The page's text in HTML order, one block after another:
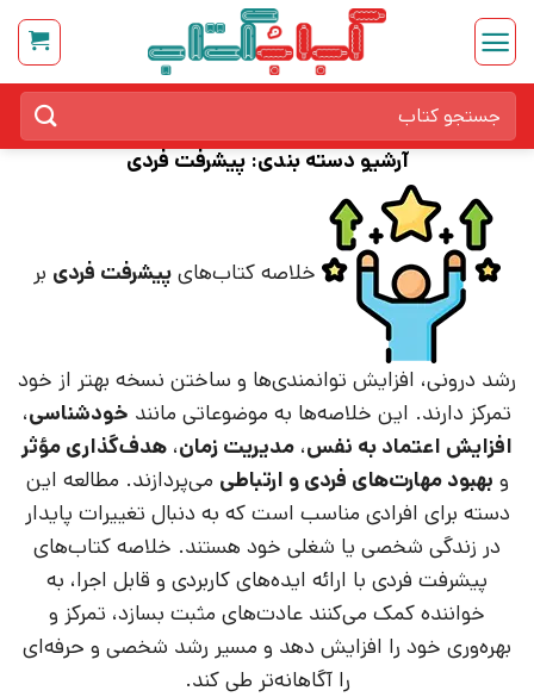
Skip
content
برای:
آرشیو دسته بندی:پیشرفت فردی
خلاصه کتاب‌هایپیشرفت فردی بر
رشد درونی، افزایش توانمندی‌ها و ساختن نسخه بهتر از خود
تمرکز دارند. این خلاصه‌ها به موضوعاتی مانند خودشناسی،
افزایش اعتماد به نفس، مدیریت زمان، هدف‌گذاری مؤثر
و بهبود مهارت‌های فردی و ارتباطی می‌پردازند. مطالعه این
دسته برای افرادی مناسب است که به دنبال تغییرات پایدار
در زندگی شخصی یا شغلی خود هستند. خلاصه کتاب‌های
پیشرفت فردی با ارائه ایده‌های کاربردی و قابل اجرا، به
خواننده کمک می‌کنند عادت‌های مثبت بسازد، تمرکز و
بهره‌وری خود را افزایش دهد و مسیر رشد شخصی و حرفه‌ای
را آگاهانه‌تر طی کند.